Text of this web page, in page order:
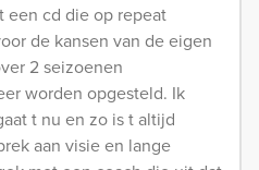
een cd die op repeat
de kansen van de eigen
2 seizoenen
worden opgesteld. Ik
t nu en zo is t altijd
aan visie en lange